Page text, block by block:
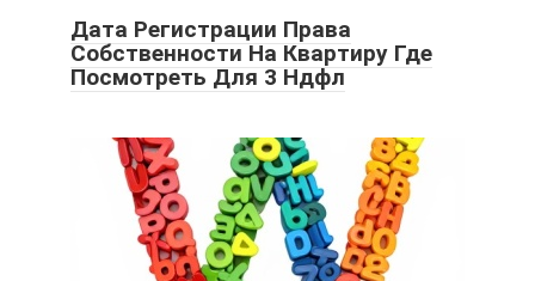
Дата Регистрации Права
Собственности На Квартиру Где
Посмотреть Для 3 Ндфл